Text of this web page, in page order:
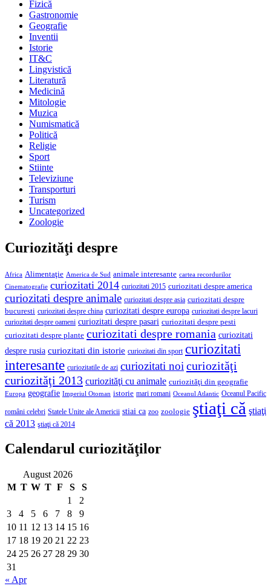
Fizică
Gastronomie
Geografie
Inventii
Istorie
IT&C
Lingvistică
Literatură
Medicină
Mitologie
Muzica
Numismatică
Politică
Religie
Sport
Stiinte
Televiziune
Transporturi
Turism
Uncategorized
Zoologie
Curiozităţi despre
Africa Alimentaţie America de Sud animale interesante cartea recordurilor
Cinematografie curiozitati 2014 curiozitati 2015 curiozitati despre america
curiozitati despre animale curiozitati despre asia curiozitati despre
bucuresti curiozitati despre china curiozitati despre europa curiozitati despre lacuri
curiozitati despre oameni curiozitati despre pasari curiozitati despre pesti
curiozitati despre plante curiozitati despre romania curiozitati
despre rusia curiozitati din istorie curiozitati din sport curiozitati
interesante curiozitatile de azi curiozitati noi curiozităţi
curiozităţi 2013 curiozităţi cu animale curiozităţi din geografie
Europa geografie Imperiul Otoman istorie mari romani Oceanul Atlantic Oceanul Pacific
români celebri Statele Unite ale Americii stiai ca zoo zoologie ştiaţi că ştiaţi
că 2013 ştiaţi că 2014
Calendarul curiozităţilor
August 2026
M T W T F S
S
1
2
3
4 5 6 7 8
9
10 11 12 13 14 15 16
17 18 19 20 21 22 23
24 25 26 27 28 29 30
31
« Apr